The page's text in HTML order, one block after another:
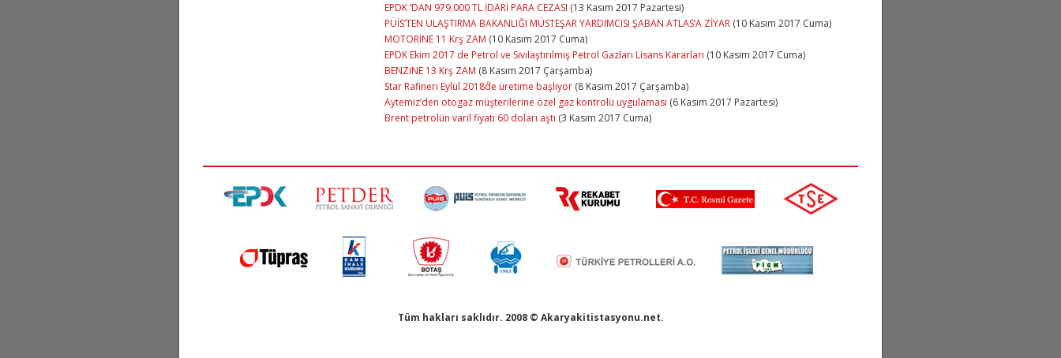
EPDK ‘DAN 979.000 TL İDARİ PARA CEZASI (13 Kasım 2017 Pazartesi)
PÜİS’TEN ULAŞTIRMA BAKANLIĞI MÜSTEŞAR YARDIMCISI ŞABAN ATLAS’A ZİYAR (10 Kasım 2017 Cuma)
MOTORİNE 11 Krş ZAM (10 Kasım 2017 Cuma)
EPDK Ekim 2017 de Petrol ve Sıvılaştırılmış Petrol Gazları Lisans Kararları (10 Kasım 2017 Cuma)
BENZİNE 13 Krş ZAM (8 Kasım 2017 Çarşamba)
Star Rafineri Eylül 2018΄de üretime başlıyor (8 Kasım 2017 Çarşamba)
Aytemiz’den otogaz müşterilerine özel gaz kontrolü uygulaması (6 Kasım 2017 Pazartesi)
Brent petrolün varil fiyatı 60 doları aştı (3 Kasım 2017 Cuma)
Tüm hakları saklıdır. 2008 © Akaryakitistasyonu.net.